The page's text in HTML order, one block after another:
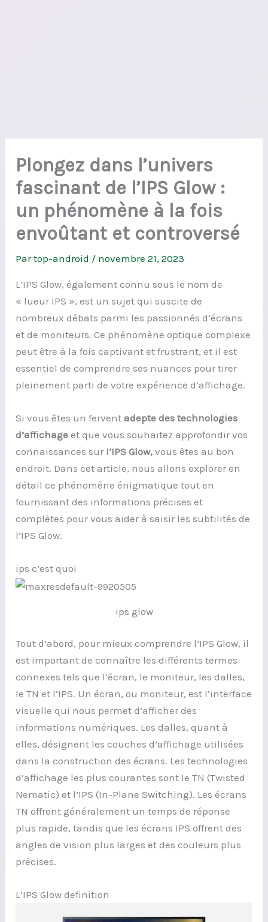
Plongez dans l’univers
fascinant de l’IPS Glow :
un phénomène à la fois
envoûtant et controversé
Partop-android / novembre 21, 2023
L’IPS Glow, également connu sous le nom de
« lueur IPS », est un sujet qui suscite de
nombreux débats parmi les passionnés d’écrans
et de moniteurs. Ce phénomène optique complexe
peut être à la fois captivant et frustrant, et il est
essentiel de comprendre ses nuances pour tirer
pleinement parti de votre expérience d’affichage.
Si vous êtes un ferventadepte des technologies
d’affichage et que vous souhaitez approfondir vos
connaissances sur l‘IPS Glow, vous êtes au bon
endroit. Dans cet article, nous allons explorer en
détail ce phénomène énigmatique tout en
fournissant des informations précises et
complètes pour vous aider à saisir les subtilités de
l’IPS Glow.
ips c’est quoi
ips glow
Tout d’abord, pour mieux comprendre l’IPS Glow, il
est important de connaître les différents termes
connexes tels que l’écran, le moniteur, les dalles,
le TN et l’IPS. Un écran, ou moniteur, est l’interface
visuelle qui nous permet d’afficher des
informations numériques. Les dalles, quant à
elles, désignent les couches d’affichage utilisées
dans la construction des écrans. Les technologies
d’affichage les plus courantes sont le TN (Twisted
Nematic) et l’IPS (In-Plane Switching). Les écrans
TN offrent généralement un temps de réponse
plus rapide, tandis que les écrans IPS offrent des
angles de vision plus larges et des couleurs plus
précises.
L’IPS Glow definition